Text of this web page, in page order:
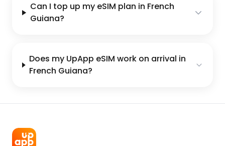
Can I top up my eSIM plan in French
Guiana?
Does my UpApp eSIM work on arrival in
French Guiana?